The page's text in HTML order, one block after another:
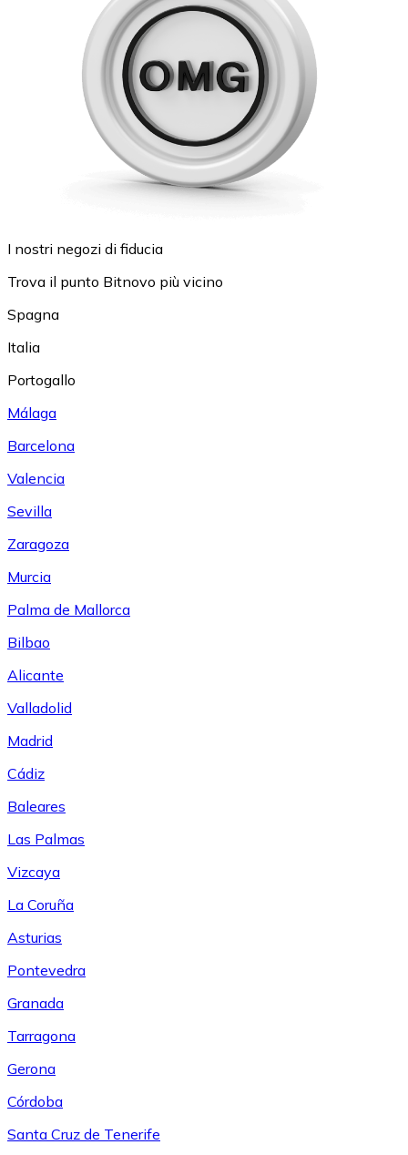
I nostri negozi di fiducia
Trova il punto Bitnovo più vicino
Spagna
Italia
Portogallo
Málaga
Barcelona
Valencia
Sevilla
Zaragoza
Murcia
Palma de Mallorca
Bilbao
Alicante
Valladolid
Madrid
Cádiz
Baleares
Las Palmas
Vizcaya
La Coruña
Asturias
Pontevedra
Granada
Tarragona
Gerona
Córdoba
Santa Cruz de Tenerife